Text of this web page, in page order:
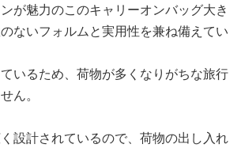
が魅力のこのキャリーオンバッグ大き
ないフォルムと実用性を兼ね備えてい
いるため、荷物が多くなりがちな旅行
ん。
設計されているので、荷物の出し入れ